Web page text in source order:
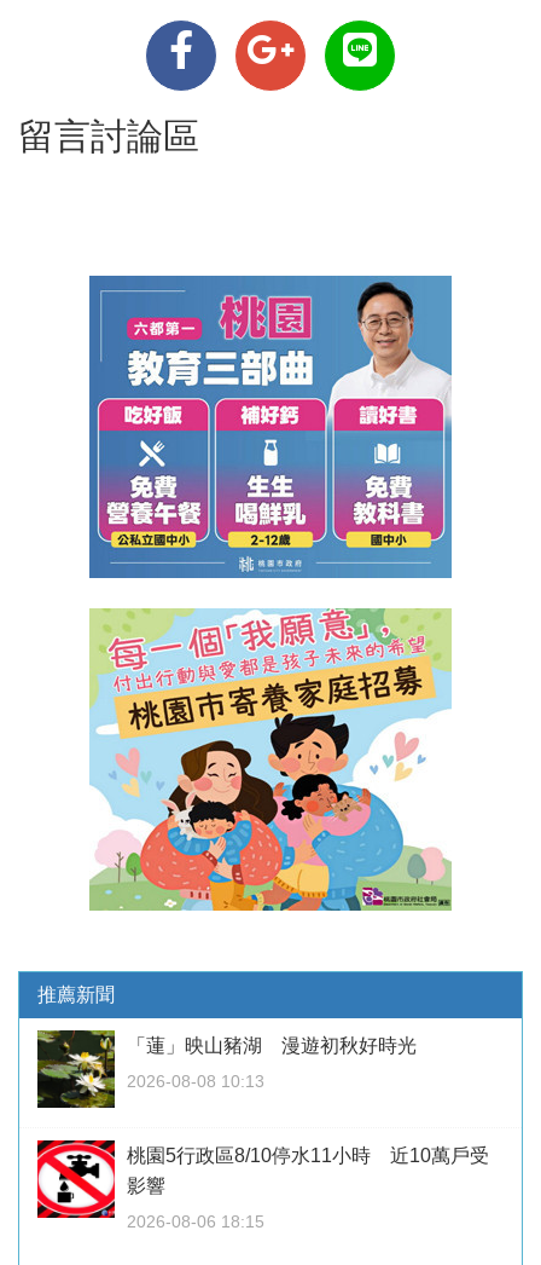
留言討論區
推薦新聞
「蓮」映山豬湖 漫遊初秋好時光
2026-08-08 10:13
桃園5行政區8/10停水11小時 近10萬戶受
影響
2026-08-06 18:15